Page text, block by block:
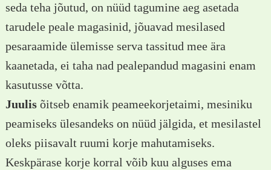
seda teha jõutud, on nüüd tagumine aeg asetada
tarudele peale magasinid, jõuavad mesilased
pesaraamide ülemisse serva tassitud mee ära
kaanetada, ei taha nad pealepandud magasini enam
kasutusse võtta.
Juulisõitseb enamik peameekorjetaimi, mesiniku
peamiseks ülesandeks on nüüd jälgida, et mesilastel
oleks piisavalt ruumi korje mahutamiseks.
Keskpärase korje korral võib kuu alguses ema